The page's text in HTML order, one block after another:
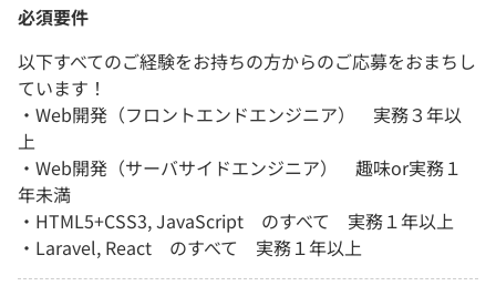
必須要件
以下すべてのご経験をお持ちの方からのご応募をおまちし
ています！
・Web開発（フロントエンドエンジニア） 実務３年以
上
・Web開発（サーバサイドエンジニア） 趣味or実務１
年未満
・HTML5+CSS3, JavaScript のすべて 実務１年以上
・Laravel, React のすべて 実務１年以上